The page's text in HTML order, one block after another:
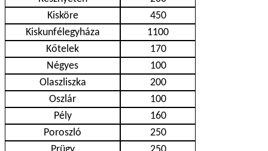
Kisköre
450
Kiskunfélegyháza
1100
Kőtelek
170
Négyes
100
Olaszliszka
200
Oszlár
100
Pély
160
Poroszló
250